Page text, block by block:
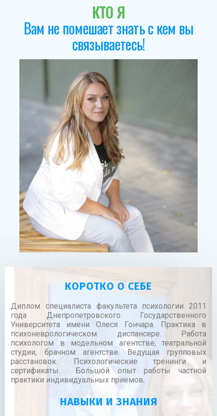
КТО Я
Вам не помешает знать с кем вы
связываетесь!
КОРОТКО О СЕБЕ
Диплом специалиста факультета психологии 2011
года Днепропетровского Государственного
Университета имени Олеся Гончара. Практика в
психоневрологическом диспансере. Работа
психологом в модельном агентстве, театральной
студии, брачном агентстве. Ведущая групповых
расстановок. Психологические тренинги и
сертификаты. Большой опыт работы частной
практики индивидуальных приемов.
НАВЫКИ И ЗНАНИЯ